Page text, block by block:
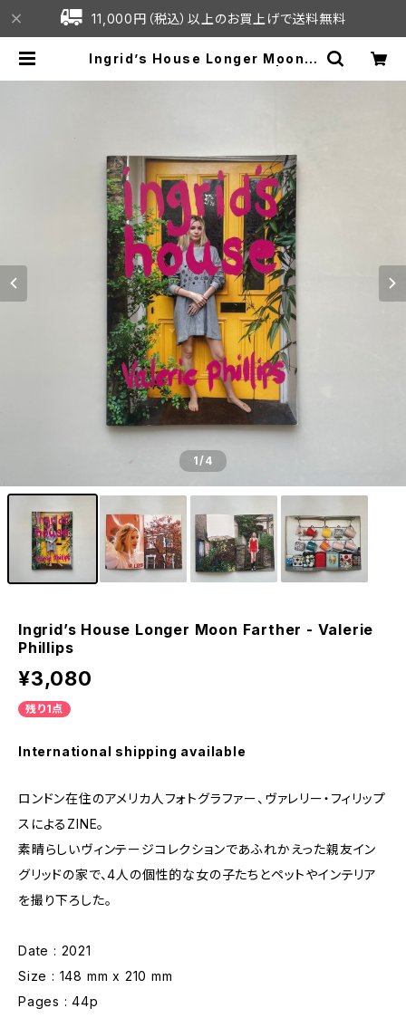
11,000円（税込）以上のお買上げで送料無料
Ingrid’s House Longer Moon F
1/4
Ingrid’s House Longer Moon Farther - Valerie
Phillips
¥3,080
残り1点
International shipping available
ロンドン在住のアメリカ人フォトグラファー、ヴァレリー・フィリップ
スによるZINE。
素晴らしいヴィンテージコレクションであふれかえった親友イン
グリッドの家で、4人の個性的な女の子たちとペットやインテリア
を撮り下ろした。
Date : 2021
Size : 148 mm x 210 mm
Pages : 44p